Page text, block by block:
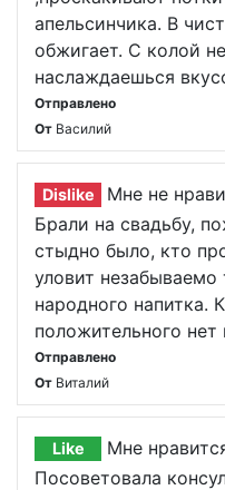
апельсинчика. В
обжигает. С колой
наслаждаешься
Отправлено
От Василий
Dislike
Мне не
Брали на свадьбу,
стыдно было, кто
уловит незабываемо
народного напитка.
положительного нет
Отправлено
От Виталий
Like
Мне
Посоветовала